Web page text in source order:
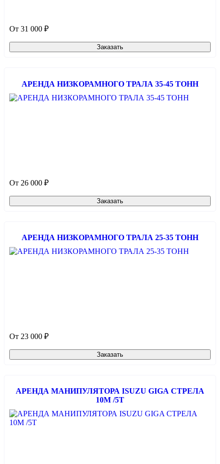
От 31 000 ₽
Заказать
АРЕНДА НИЗКОРАМНОГО ТРАЛА 35-45 ТОНН
От 26 000 ₽
Заказать
АРЕНДА НИЗКОРАМНОГО ТРАЛА 25-35 ТОНН
От 23 000 ₽
Заказать
АРЕНДА МАНИПУЛЯТОРА ISUZU GIGA СТРЕЛА
10М /5Т